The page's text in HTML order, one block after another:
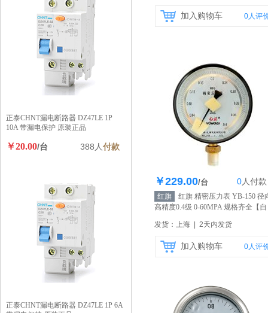
加入购物车 0人评
库存248个
￥229.00/台 0人付款
红旗
红旗 精密压力表 YB-150 径
高精度0.4级 0-60MPA 规格齐全 【自
发货：上海 | 2天内发货
加入购物车 0人评
正泰CHNT漏电断路器 DZ47LE 1P
10A 带漏电保护 原装正品
￥20.00/台 388人付款
正泰CHNT漏电断路器 DZ47LE 1P 6A